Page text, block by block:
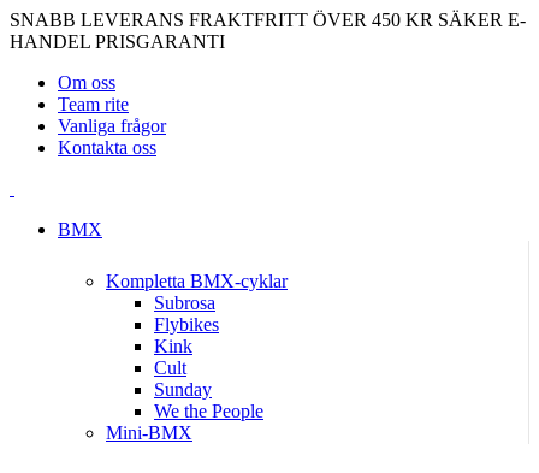
SNABB LEVERANS FRAKTFRITT ÖVER 450 KR SÄKER E-
HANDEL PRISGARANTI
Om oss
Team rite
Vanliga frågor
Kontakta oss
BMX
Kompletta BMX-cyklar
Subrosa
Flybikes
Kink
Cult
Sunday
We the People
Mini-BMX